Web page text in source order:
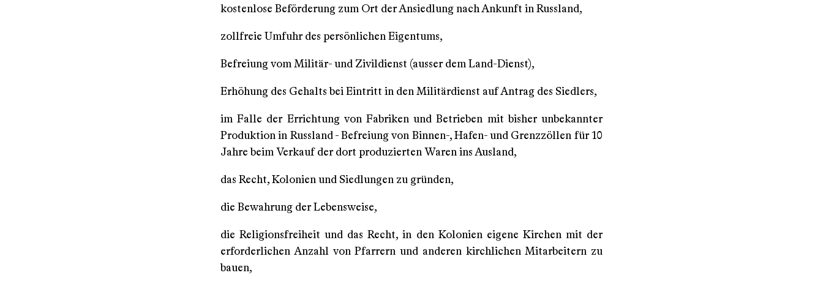
kostenlose Beförderung zum Ort der Ansiedlung nach Ankunft in Russland,
zollfreie Umfuhr des persönlichen Eigentums,
Befreiung vom Militär- und Zivildienst (ausser dem Land-Dienst),
Erhöhung des Gehalts bei Eintritt in den Militärdienst auf Antrag des Siedlers,
im Falle der Errichtung von Fabriken und Betrieben mit bisher unbekannter
Produktion in Russland - Befreiung von Binnen-, Hafen- und Grenzzöllen für 10
Jahre beim Verkauf der dort produzierten Waren ins Ausland,
das Recht, Kolonien und Siedlungen zu gründen,
die Bewahrung der Lebensweise,
die Religionsfreiheit und das Recht, in den Kolonien eigene Kirchen mit der
erforderlichen Anzahl von Pfarrern und anderen kirchlichen Mitarbeitern zu
bauen,